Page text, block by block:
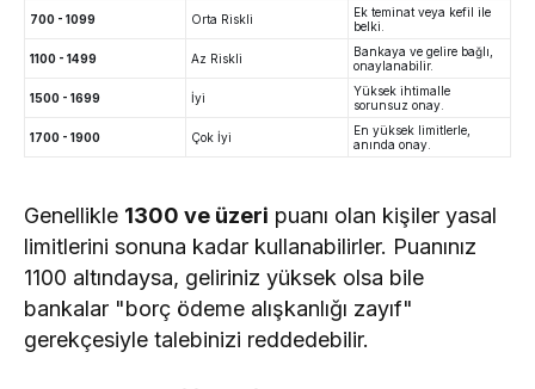
700 - 1099 Orta Riskli
Ek teminat veya kefil ile
belki.
1100 - 1499 Az Riskli
Bankaya ve gelire bağlı,
onaylanabilir.
1500 - 1699 İyi
Yüksek ihtimalle
sorunsuz onay.
1700 - 1900 Çok İyi
En yüksek limitlerle,
anında onay.
Genellikle 1300 ve üzeri puanı olan kişiler yasal
limitlerini sonuna kadar kullanabilirler. Puanınız
1100 altındaysa, geliriniz yüksek olsa bile
bankalar "borç ödeme alışkanlığı zayıf"
gerekçesiyle talebinizi reddedebilir.